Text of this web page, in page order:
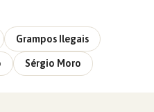
Grampos Ilegais
Sérgio Moro